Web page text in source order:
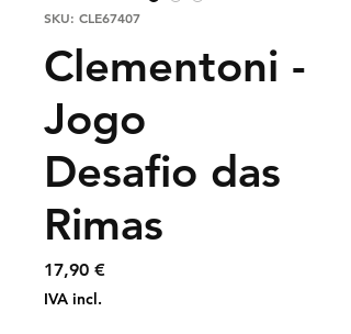
SKU: CLE67407
Clementoni -
Jogo
Desafio das
Rimas
17,90 €Preço
IVA incl.